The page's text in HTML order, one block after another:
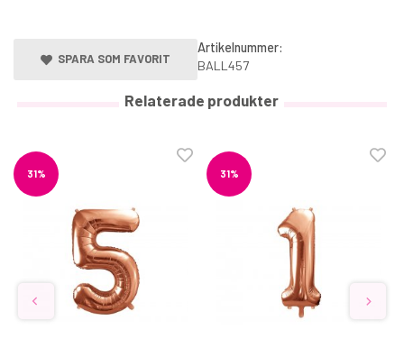
SPARA SOM FAVORIT
Artikelnummer:
BALL457
Relaterade produkter
31% 31%